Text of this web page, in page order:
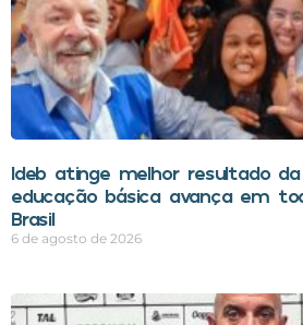
Ideb atinge melhor resultado
educação básica avança em
Brasil
6 de agosto de 2026